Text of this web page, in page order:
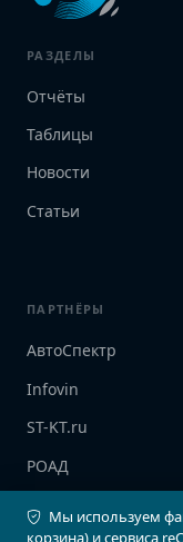
РАЗДЕЛЫ
Отчёты
Таблицы
Новости
Статьи
ПАРТНЁРЫ
АвтоСпектр
Infovin
ST-KT.ru
РОАД
Мы используем
корзина) и сервиса